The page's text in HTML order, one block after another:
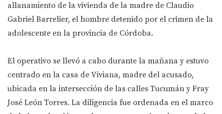
allanamiento de la vivienda de la madre de Claudio
Gabriel Barrelier, el hombre detenido por el crimen de la
adolescente en la provincia de Córdoba.
El operativo se llevó a cabo durante la mañana y estuvo
centrado en la casa de Viviana, madre del acusado,
ubicada en la intersección de las calles Tucumán y Fray
José León Torres. La diligencia fue ordenada en el marco